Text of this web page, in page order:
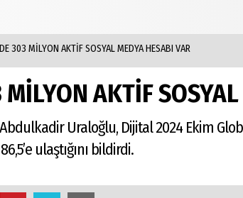
303 MİLYON AKTİF SOSYAL MEDYA HESABI VAR
AKTİF
Uraloğlu, Dijital 2024 Ekim
ulaştığını bildirdi.